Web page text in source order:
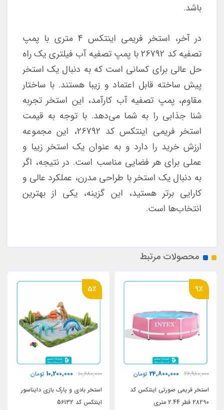
باشد.
در آخر، استخر فریمی اینتکس 4 متری با پمپ
تصفیه کد 26792 با پمپ تصفیه آب فیلتری یک راه
حل عالی برای کسانی است که به دنبال یک استخر
پیش ساخته قابل اعتماد و زیبا هستند. با ساختار
مقاوم، پمپ تصفیه آب کارآمد، این استخر تجربه
شنا جذابی را به شما می‌دهد. با توجه به قیمت
استخر فریمی اینتکس کد 26792، این مجموعه
ارزش خرید را دارد و به عنوان یک استخر زیبا و
عملی برای هر فضایی مناسب است. در نتیجه، اگر
به دنبال یک استخر با طراحی مدرن، عملکرد عالی و
کارایی برتر هستید، این گزینه، یکی از بهترین
انتخاب‌ها است.
محصولات مرتبط
9٪
26,980,000
24,800,000 تومان
استخر فریمی صورتی اینتکس کد
28290 قطر 2.44 متری
5٪
10,680,000
10,200,000 تومان
استخر بادی و پارک بازی دایناسور
اینتکس کد 56132